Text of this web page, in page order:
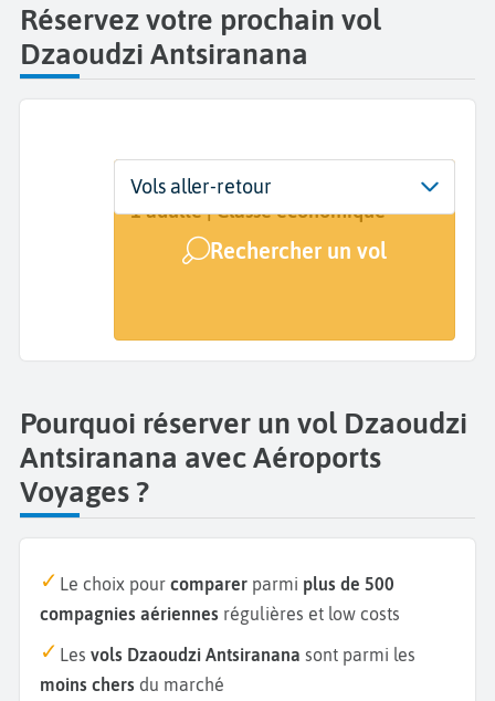
Réservez votre prochain vol
Dzaoudzi Antsiranana
Départ
Mamoudzou (DZA)
Dates
Dates de votre voyage
Voyageurs | Classe
1 adulte | Classe économique
Rechercher un vol
Vols aller-retour
Pourquoi réserver un vol Dzaoudzi
Antsiranana avec Aéroports
Voyages ?
Le choix pour comparer parmi plus de 500
compagnies aériennes régulières et low costs
Les vols Dzaoudzi Antsiranana sont parmi les
moins chers du marché